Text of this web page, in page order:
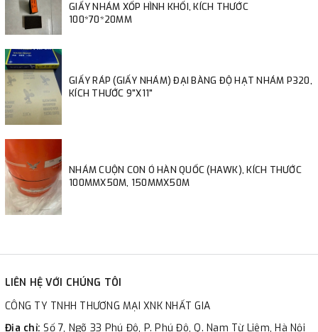
GIẤY NHÁM XỐP HÌNH KHỐI, KÍCH THƯỚC
100*70*20MM
GIẤY RÁP (GIẤY NHÁM) ĐẠI BÀNG ĐỘ HẠT NHÁM P320,
KÍCH THƯỚC 9"X11"
NHÁM CUỘN CON Ó HÀN QUỐC (HAWK), KÍCH THƯỚC
100MMX50M, 150MMX50M
LIÊN HỆ VỚI CHÚNG TÔI
CÔNG TY TNHH THƯƠNG MẠI XNK NHẤT GIA
Địa chỉ:Số 7, Ngõ 33 Phú Đô, P. Phú Đô, Q. Nam Từ Liêm, Hà Nội